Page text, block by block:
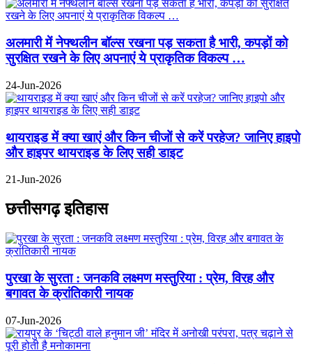
अलमारी में नेफ्थलीन बॉल्स रखना पड़ सकता है भारी, कपड़ों को
सुरक्षित रखने के लिए अपनाएं ये प्राकृतिक विकल्प …
24-Jun-2026
थायराइड में क्या खाएं और किन चीजों से करें परहेज? जानिए हाइपो
और हाइपर थायराइड के लिए सही डाइट
21-Jun-2026
छत्तीसगढ़ इतिहास
पुरखा के सुरता : जनकवि लक्ष्मण मस्तुरिया : प्रेम, विरह और
बगावत के क्रांतिकारी नायक
07-Jun-2026